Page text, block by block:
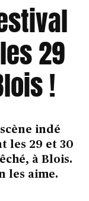
29
!
indé
les 29 et 30
à Blois.
les aime.